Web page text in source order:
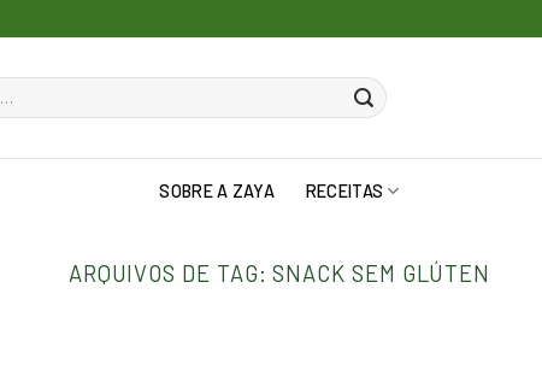
SOBRE A ZAYA RECEITAS
ARQUIVOS DE TAG:SNACK SEM GLÚTEN